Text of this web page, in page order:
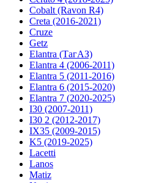
Cobalt (Ravon R4)
Creta (2016-2021)
Cruze
Getz
Elantra (ТагАЗ)
Elantra 4 (2006-2011)
Elantra 5 (2011-2016)
Elantra 6 (2015-2020)
Elantra 7 (2020-2025)
I30 (2007-2011)
I30 2 (2012-2017)
IX35 (2009-2015)
K5 (2019-2025)
Lacetti
Lanos
Matiz